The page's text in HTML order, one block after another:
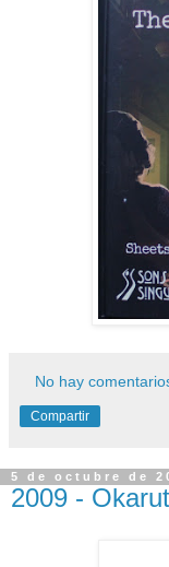
No hay
Compartir
5 de octubre de
2009 -